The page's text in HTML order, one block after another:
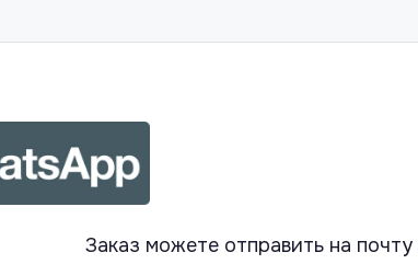
Заказ можете отправить на почту